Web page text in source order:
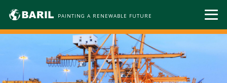
PAINTING A RENEWABLE FUTURE